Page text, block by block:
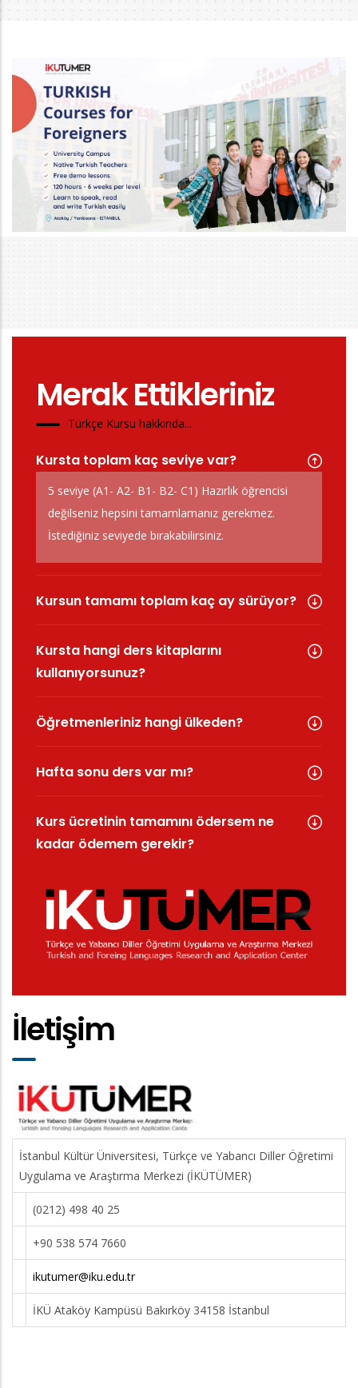
Merak Ettikleriniz
Türkçe Kursu hakkında...
Kursta toplam kaç seviye var?
5 seviye (A1- A2- B1- B2- C1) Hazırlık öğrencisi
değilseniz hepsini tamamlamanız gerekmez.
İstediğiniz seviyede bırakabilirsiniz.
Kursun tamamı toplam kaç ay sürüyor?
Kursta hangi ders kitaplarını
kullanıyorsunuz?
Öğretmenleriniz hangi ülkeden?
Hafta sonu ders var mı?
Kurs ücretinin tamamını ödersem ne
kadar ödemem gerekir?
İletişim
İstanbul Kültür Üniversitesi, Türkçe ve Yabancı Diller Öğretimi
Uygulama ve Araştırma Merkezi (İKÜTÜMER)
(0212) 498 40 25
+90 538 574 7660
ikutumer@iku.edu.tr
İKÜ Ataköy Kampüsü Bakırköy 34158 İstanbul